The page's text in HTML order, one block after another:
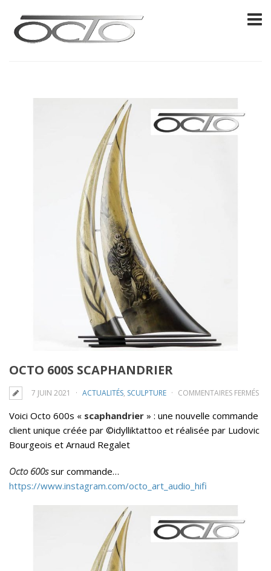
OCTO 600S SCAPHANDRIER
7 JUIN 2021 ACTUALITÉS, SCULPTURE COMMENTAIRES FERMÉSSUR
Voici Octo 600s « scaphandrier » : une nouvelle commande
client unique créée par ©idylliktattoo et réalisée par Ludovic
Bourgeois et Arnaud Regalet
Octo 600ssur commande…
https://www.instagram.com/octo_art_audio_hifi